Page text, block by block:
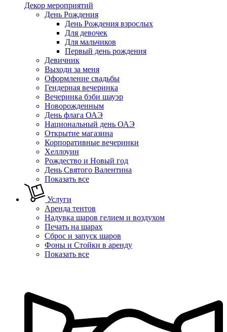
Декор мероприятий
День Рождения
День Рождения взрослых
Для девочек
Для мальчиков
Первый день рождения
Девичник
Выходи за меня
Оформление свадьбы
Гендерная вечеринка
Вечеринка бэби шауэр
Новорожденным
День флага ОАЭ
Национальный день ОАЭ
Открытие магазина
Корпоративные вечеринки
Хеллоуин
Рождество и Новый год
День Святого Валентина
Показать все
Услуги
Аренда тентов
Надувка шаров гелием и воздухом
Печать на шарах
Сброс и запуск шаров
Фоны и Стойки в аренду
Показать все